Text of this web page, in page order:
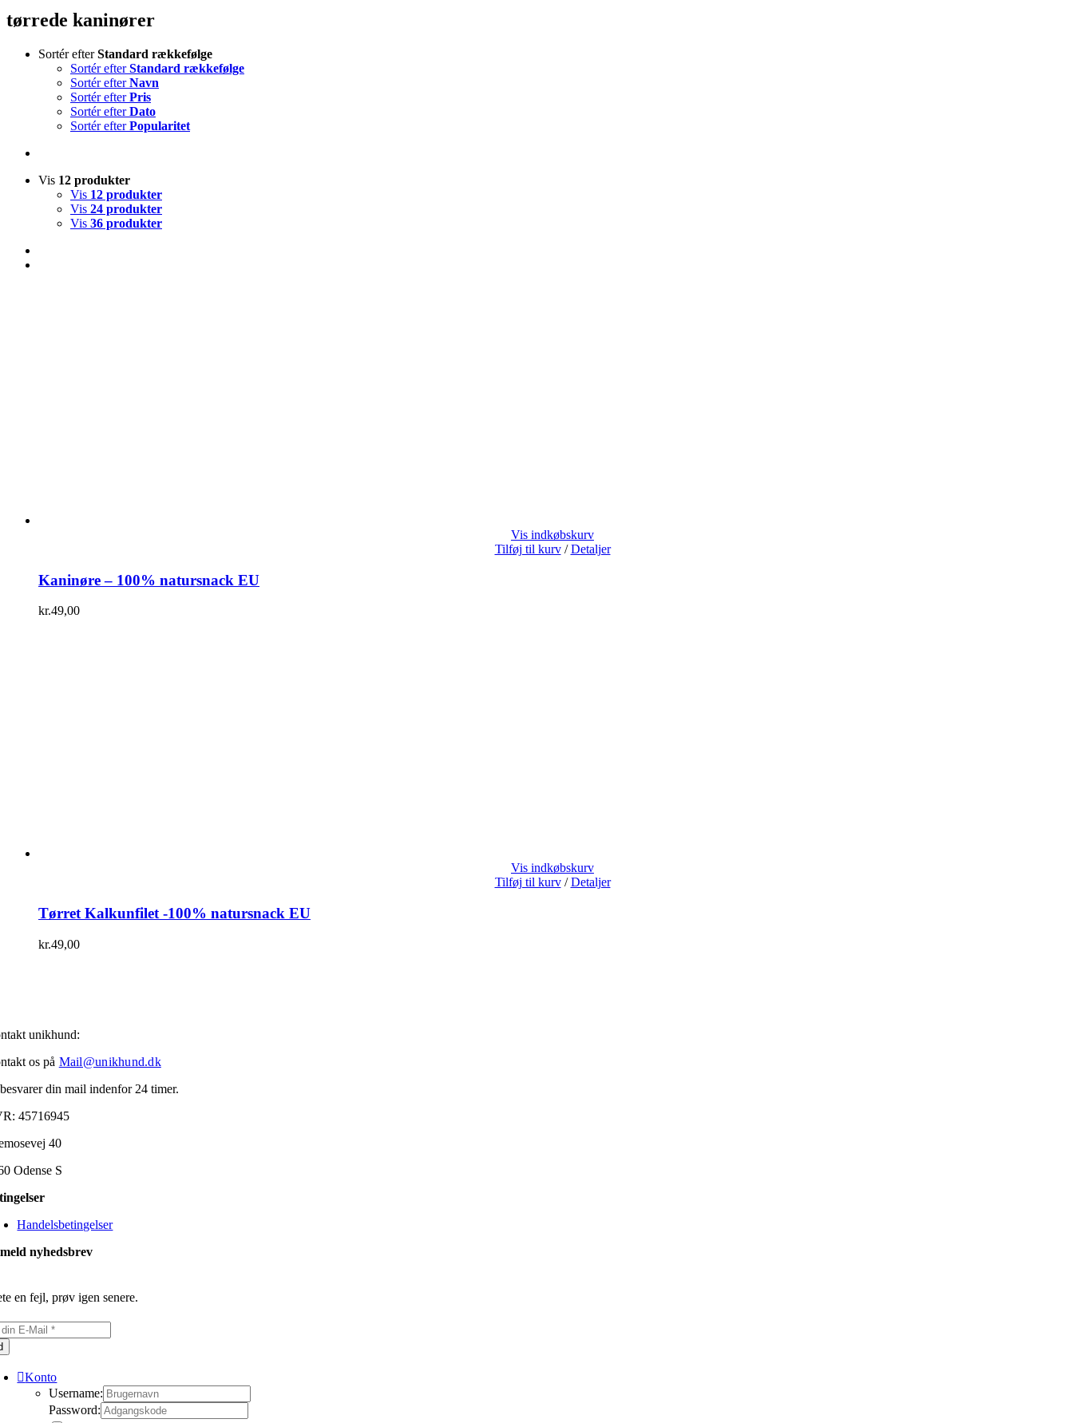
tørrede kaninører
Sortér efterStandard rækkefølge
Sortér efterStandard rækkefølge
Sortér efterNavn
Sortér efterPris
Sortér efterDato
Sortér efterPopularitet
Vis 12 produkter
Vis 12 produkter
Vis 24 produkter
Vis 36 produkter
Vis indkøbskurv
Tilføj til kurv / Detaljer
Kaninøre – 100% natursnack EU
kr.49,00
Vis indkøbskurv
Tilføj til kurv / Detaljer
Tørret Kalkunfilet -100% natursnack EU
kr.49,00
unikhund:
os på Mail@unikhund.dk
din mail indenfor 24 timer.
45716945
40
Odense S
Handelsbetingelser
nyhedsbrev
en fejl, prøv igen senere.
Konto
Username:
Password: